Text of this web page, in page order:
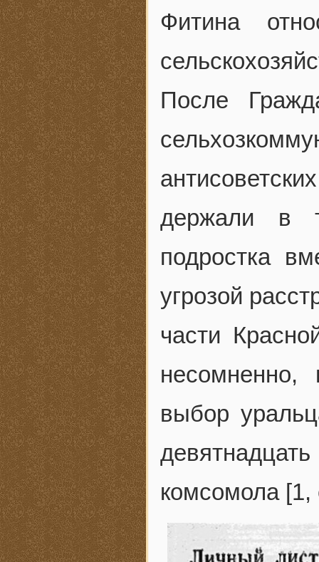
Фитина
После
держали в
подростка
угрозой
части
выбор
комсомола [1,